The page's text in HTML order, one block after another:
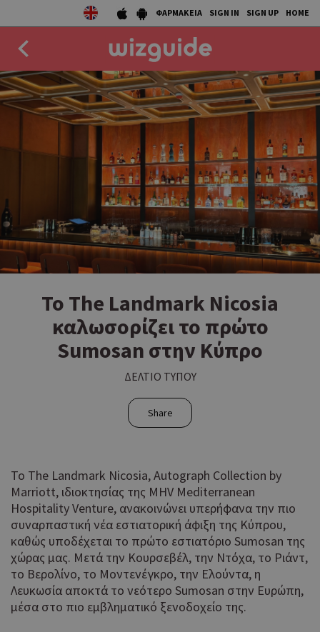
ΦΑΡΜΑΚΕΙΑ SIGN IN SIGN UP HOME
EAT
DRINK
50 BEST
COLLECTIONS
STORIES
Το The Landmark Nicosia
καλωσορίζει το πρώτο
Sumosan στην Κύπρο
ΔΕΛΤΙΟ ΤΥΠΟΥ
Share
Το The Landmark Nicosia, Autograph Collection by
Marriott, ιδιοκτησίας της MHV Mediterranean
Hospitality Venture, ανακοινώνει υπερήφανα την πιο
συναρπαστική νέα εστιατορική άφιξη της Κύπρου,
καθώς υποδέχεται το πρώτο εστιατόριο Sumosan της
χώρας μας. Μετά την Κουρσεβέλ, την Ντόχα, το Ριάντ,
το Βερολίνο, το Μοντενέγκρο, την Ελούντα, η
Λευκωσία αποκτά το νεότερο Sumosan στην Ευρώπη,
μέσα στο πιο εμβληματικό ξενοδοχείο της.